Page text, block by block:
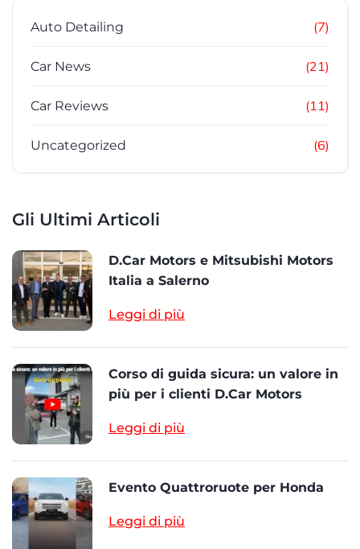
Auto Detailing (7)
Car News (21)
Car Reviews (11)
Uncategorized (6)
Gli Ultimi Articoli
D.Car Motors e Mitsubishi Motors
Italia a Salerno
Leggi di più
Corso di guida sicura: un valore in
più per i clienti D.Car Motors
Leggi di più
Evento Quattroruote per Honda
Leggi di più